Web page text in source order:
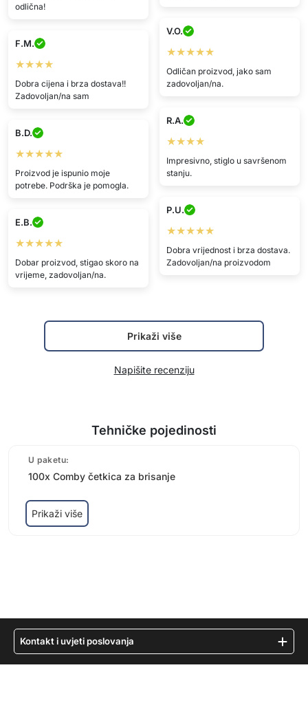
odlična!
V.O.
★★★★★
Odličan proizvod, jako sam
zadovoljan/na.
F.M.
★★★★
Dobra cijena i brza dostava!!
Zadovoljan/na sam
R.A.
★★★★
Impresivno, stiglo u savršenom
stanju.
B.D.
★★★★★
Proizvod je ispunio moje
potrebe. Podrška je pomogla.
P.U.
★★★★★
Dobra vrijednost i brza dostava.
Zadovoljan/na proizvodom
E.B.
★★★★★
Dobar proizvod, stigao skoro na
vrijeme, zadovoljan/na.
Prikaži više
Napišite recenziju
Tehničke pojedinosti
U paketu:
100x Comby četkica za brisanje
Prikaži više
Kontakt i uvjeti poslovanja